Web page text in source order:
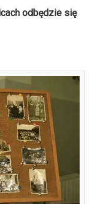
odbędzie się